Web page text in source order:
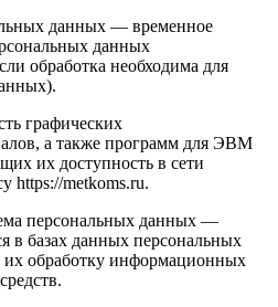
данных — временное
данных
обработка необходима для
графических
а также программ для ЭВМ
их доступность в сети
https://metkoms.ru.
персональных данных —
в базах данных персональных
обработку информационных